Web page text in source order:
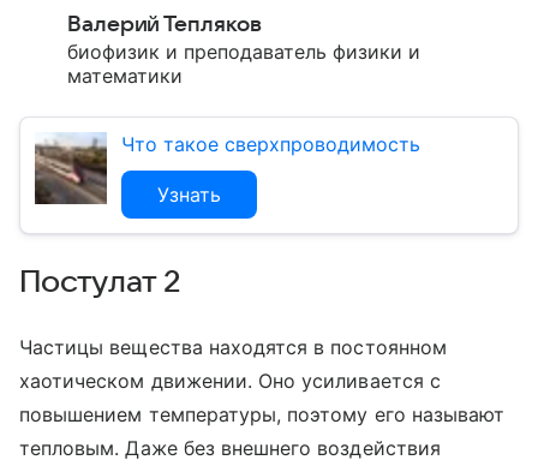
Валерий Тепляков
биофизик и преподаватель физики и
математики
Что такое сверхпроводимость
Узнать
Постулат 2
Частицы вещества находятся в постоянном
хаотическом движении. Оно усиливается с
повышением температуры, поэтому его называют
тепловым. Даже без внешнего воздействия